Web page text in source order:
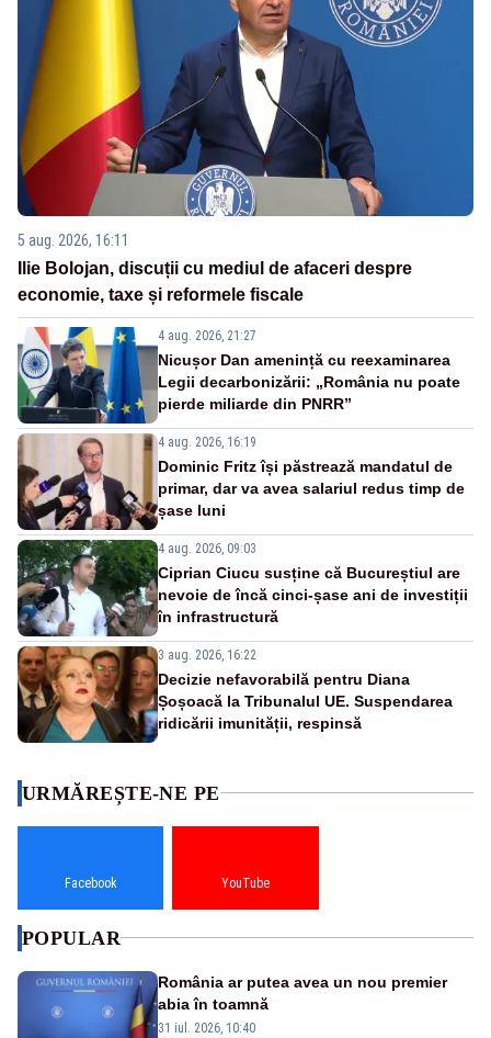
5 aug. 2026, 16:11
Ilie Bolojan, discuții cu mediul de afaceri despre
economie, taxe și reformele fiscale
4 aug. 2026, 21:27
Nicușor Dan amenință cu reexaminarea
Legii decarbonizării: „România nu poate
pierde miliarde din PNRR”
4 aug. 2026, 16:19
Dominic Fritz își păstrează mandatul de
primar, dar va avea salariul redus timp de
șase luni
4 aug. 2026, 09:03
Ciprian Ciucu susține că Bucureștiul are
nevoie de încă cinci-șase ani de investiții
în infrastructură
3 aug. 2026, 16:22
Decizie nefavorabilă pentru Diana
Șoșoacă la Tribunalul UE. Suspendarea
ridicării imunității, respinsă
URMĂREȘTE-NE PE
Facebook YouTube
POPULAR
România ar putea avea un nou premier
abia în toamnă
31 iul. 2026, 10:40